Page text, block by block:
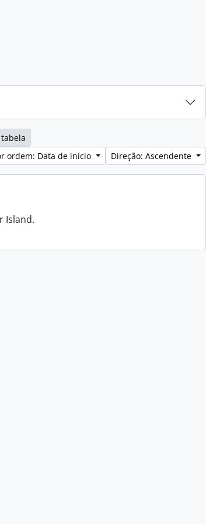
ordem: Data de início
Direção: Ascendente
Island.